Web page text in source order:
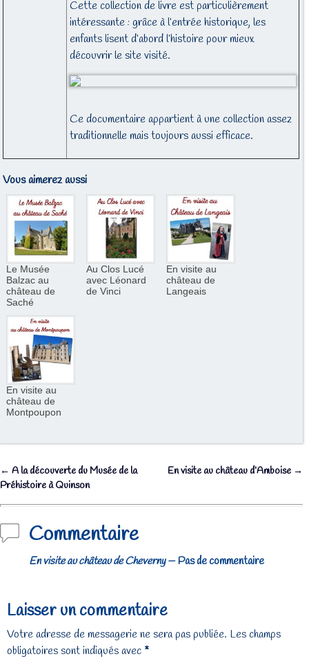
Cette collection de livre est particulièrement
intéressante : grâce à l’entrée historique, les
enfants lisent d’abord l’histoire pour mieux
découvrir le site visité.
Ce documentaire appartient à une collection assez
traditionnelle mais toujours aussi efficace.
Vous aimerez aussi
Le Musée
Balzac au
château de
Saché
Au Clos Lucé
avec Léonard
de Vinci
En visite au
château de
Langeais
En visite au
château de
Montpoupon
Navigation des articles
← A la découverte du Musée de la
Préhistoire à Quinson
En visite au château d’Amboise →
Commentaire
En visite au château de Cheverny— Pas de commentaire
Laisser un commentaire
Votre adresse de messagerie ne sera pas publiée. Les champs
obligatoires sont indiqués avec *